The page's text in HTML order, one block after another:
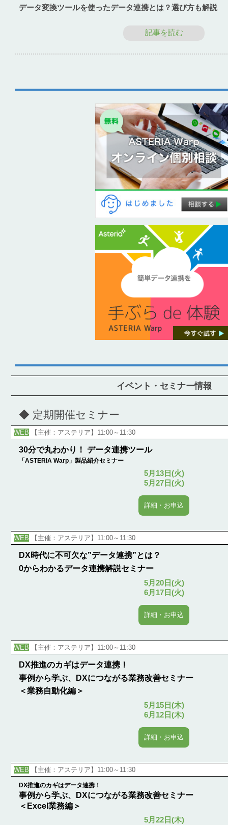
データ変換ツールを使ったデータ連携とは？選び方も解説
記事を読む
イベント・セミナー情報
◆ 定期開催セミナー
WEB 【主催：アステリア】11:00～11:30
30分で丸わかり！ データ連携ツール
「ASTERIA Warp」製品紹介セミナー
5月13日(火)
5月27日(火)
詳細・お申込
WEB 【主催：アステリア】11:00～11:30
DX時代に不可欠な”データ連携”とは？
0からわかるデータ連携解説セミナー
5月20日(火)
6月17日(火)
詳細・お申込
WEB 【主催：アステリア】11:00～11:30
DX推進のカギはデータ連携！
事例から学ぶ、DXにつながる業務改善セミナー
＜業務自動化編＞
5月15日(木)
6月12日(木)
詳細・お申込
WEB 【主催：アステリア】11:00～11:30
DX推進のカギはデータ連携！
事例から学ぶ、DXにつながる業務改善セミナー
＜Excel業務編＞
5月22日(木)